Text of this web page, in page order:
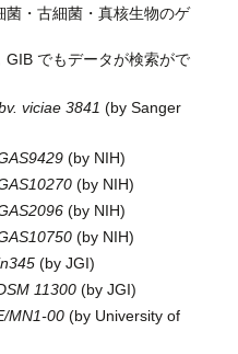
菌・古細菌・真核生物のゲ
GIB でもデータが検索がで
viciae 3841 (by Sanger
(by NIH)
(by NIH)
(by NIH)
(by NIH)
(by JGI)
11300 (by JGI)
MN1-00 (by University of